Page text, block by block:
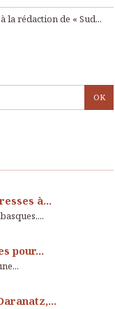
la rédaction de « Sud...
à...
pour...